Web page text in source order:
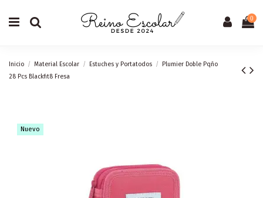
0
Inicio Material Escolar Estuches y Portatodos
Plumier Doble Pqño
28 Pcs Blackfit8 Fresa
Nuevo